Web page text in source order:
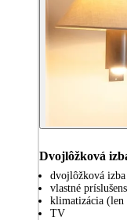
Dvojlôžková
dvojlôžková
vlastné
klimatizácia (len
TV